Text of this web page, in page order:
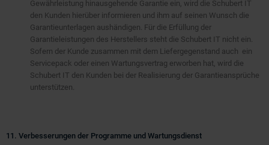
Gewährleistung hinausgehende Garantie ein, wird die Schubert IT
den Kunden hierüber informieren und ihm auf seinen Wunsch die
Garantieunterlagen aushändigen. Für die Erfüllung der
Garantieleistungen des Herstellers steht die Schubert IT nicht ein.
Sofern der Kunde zusammen mit dem Liefergegenstand auch ein
Servicepack oder einen Wartungsvertrag erworben hat, wird die
Schubert IT den Kunden bei der Realisierung der Garantieansprüche
unterstützen.
11. Verbesserungen der Programme und Wartungsdienst